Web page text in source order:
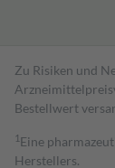
Zu Risiken und
Bestell­wert
1 Eine
Herstellers.